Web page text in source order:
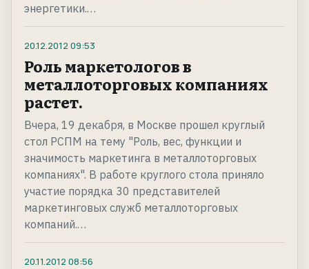
энергетики.…
20.12.2012 09:53
Роль маркетологов в
металлоторговых компаниях
растет.
Вчера, 19 декабря, в Москве прошел круглый
стол РСПМ на тему "Роль, вес, функции и
значимость маркетинга в металлоторговых
компаниях". В работе круглого стола приняло
участие порядка 30 представителей
маркетинговых служб металлоторговых
компаний.…
20.11.2012 08:56